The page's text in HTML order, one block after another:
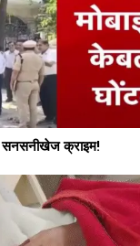
सनसनीखेज क्राइम!